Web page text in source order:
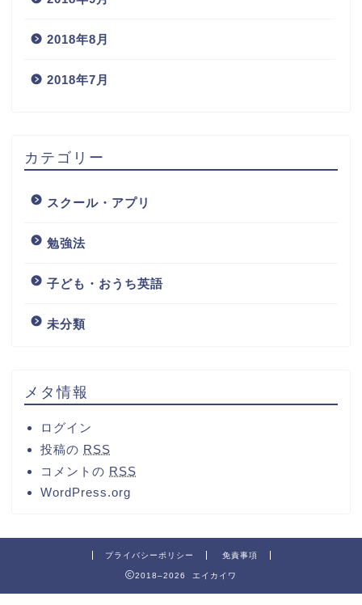
2018年8月
2018年7月
カテゴリー
スクール・アプリ
勉強法
子ども・おうち英語
未分類
メタ情報
ログイン
投稿の RSS
コメントの RSS
WordPress.org
プライバシーポリシー 免責事項
2018–2026 エイカイワ